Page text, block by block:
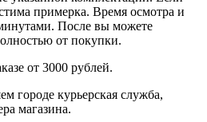
примерка. Время осмотра и
После вы можете
от покупки.
от 3000 рублей.
городе курьерская служба,
магазина.